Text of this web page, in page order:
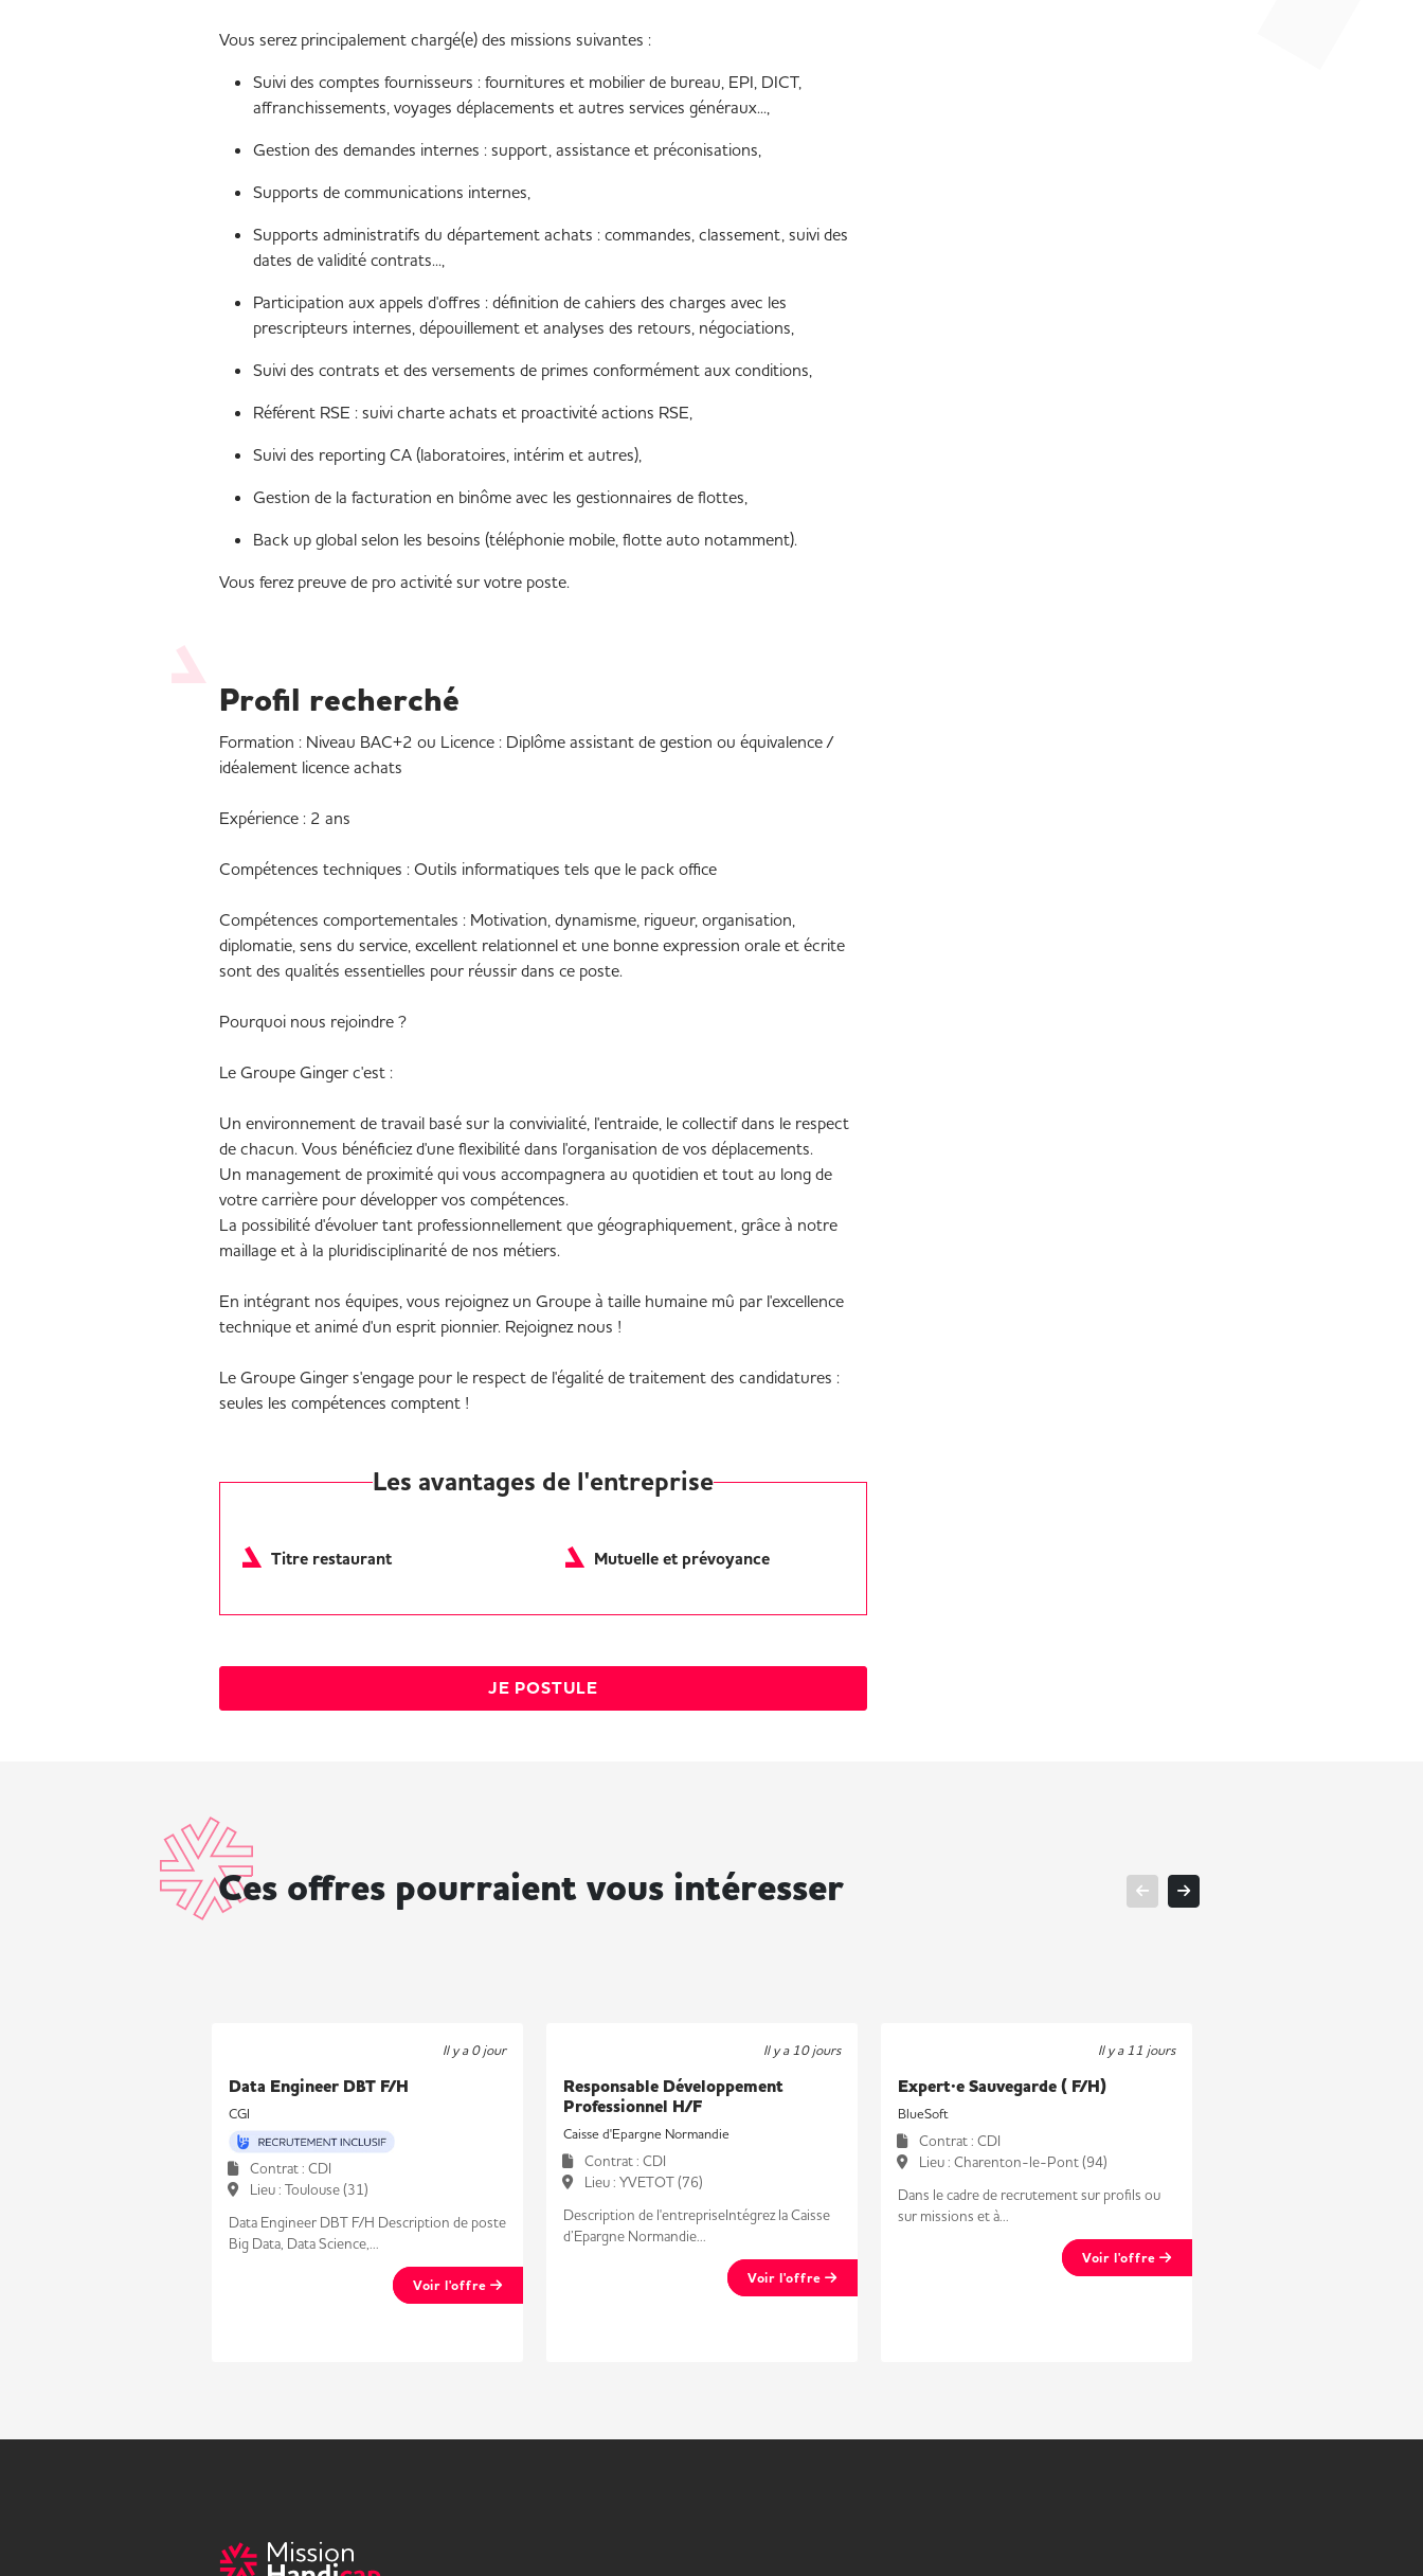
Vous serez principalement chargé(e) des missions suivantes :
Suivi des comptes fournisseurs : fournitures et mobilier de bureau, EPI, DICT,
affranchissements, voyages déplacements et autres services généraux...,
Gestion des demandes internes : support, assistance et préconisations,
Supports de communications internes,
Supports administratifs du département achats : commandes, classement, suivi des
dates de validité contrats...,
Participation aux appels d'offres : définition de cahiers des charges avec les
prescripteurs internes, dépouillement et analyses des retours, négociations,
Suivi des contrats et des versements de primes conformément aux conditions,
Référent RSE : suivi charte achats et proactivité actions RSE,
Suivi des reporting CA (laboratoires, intérim et autres),
Gestion de la facturation en binôme avec les gestionnaires de flottes,
Back up global selon les besoins (téléphonie mobile, flotte auto notamment).
Vous ferez preuve de pro activité sur votre poste.
Profil recherché
Formation : Niveau BAC+2 ou Licence : Diplôme assistant de gestion ou équivalence /
idéalement licence achats
Expérience : 2 ans
Compétences techniques : Outils informatiques tels que le pack office
Compétences comportementales : Motivation, dynamisme, rigueur, organisation,
diplomatie, sens du service, excellent relationnel et une bonne expression orale et écrite
sont des qualités essentielles pour réussir dans ce poste.
Pourquoi nous rejoindre ?
Le Groupe Ginger c'est :
Un environnement de travail basé sur la convivialité, l'entraide, le collectif dans le respect
de chacun. Vous bénéficiez d'une flexibilité dans l'organisation de vos déplacements.
Un management de proximité qui vous accompagnera au quotidien et tout au long de
votre carrière pour développer vos compétences.
La possibilité d'évoluer tant professionnellement que géographiquement, grâce à notre
maillage et à la pluridisciplinarité de nos métiers.
En intégrant nos équipes, vous rejoignez un Groupe à taille humaine mû par l'excellence
technique et animé d'un esprit pionnier. Rejoignez nous !
Le Groupe Ginger s'engage pour le respect de l'égalité de traitement des candidatures :
seules les compétences comptent !
Les avantages de l'entreprise
Titre restaurant Mutuelle et prévoyance
JE POSTULE
Ces offres pourraient vous intéresser
Il y a 0 jour
Data Engineer DBT F/H
CGI
Contrat : CDI
Lieu : Toulouse (31)
Data Engineer DBT F/H Description de poste
Big Data, Data Science,...
Voir l'offre
Il y a 10 jours
Responsable Développement
Professionnel H/F
Caisse d'Epargne Normandie
Contrat : CDI
Lieu : YVETOT (76)
Description de l'entrepriseIntégrez la Caisse
d’Epargne Normandie...
Voir l'offre
Il y a 11 jours
Expert·e Sauvegarde ( F/H)
BlueSoft
Contrat : CDI
Lieu : Charenton-le-Pont (94)
Dans le cadre de recrutement sur profils ou
sur missions et à...
Voir l'offre